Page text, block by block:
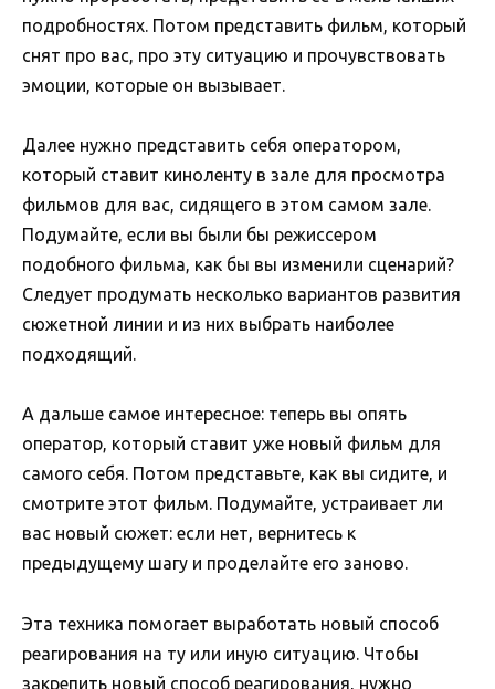
подробностях. Потом представить фильм, который
снят про вас, про эту ситуацию и прочувствовать
эмоции, которые он вызывает.
Далее нужно представить себя оператором,
который ставит киноленту в зале для просмотра
фильмов для вас, сидящего в этом самом зале.
Подумайте, если вы были бы режиссером
подобного фильма, как бы вы изменили сценарий?
Следует продумать несколько вариантов развития
сюжетной линии и из них выбрать наиболее
подходящий.
А дальше самое интересное: теперь вы опять
оператор, который ставит уже новый фильм для
самого себя. Потом представьте, как вы сидите, и
смотрите этот фильм. Подумайте, устраивает ли
вас новый сюжет: если нет, вернитесь к
предыдущему шагу и проделайте его заново.
Эта техника помогает выработать новый способ
реагирования на ту или иную ситуацию. Чтобы
закрепить новый способ реагирования, нужно